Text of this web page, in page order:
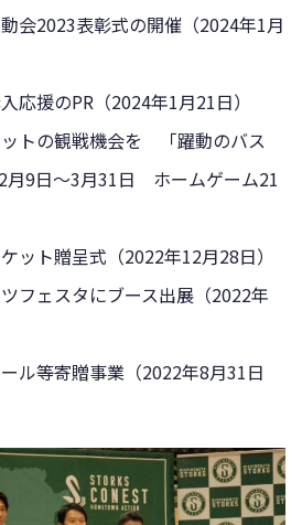
会2023表彰式の開催（2024年1月
応援のPR（2024年1月21日）
トの観戦機会を 「躍動のバス
月9日～3月31日 ホームゲーム21
ット贈呈式（2022年12月28日）
フェスタにブース出展（2022年
ル等寄贈事業（2022年8月31日